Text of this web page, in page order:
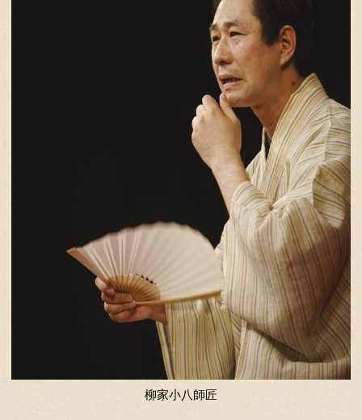
雷門小助六師匠
柳家小八師匠